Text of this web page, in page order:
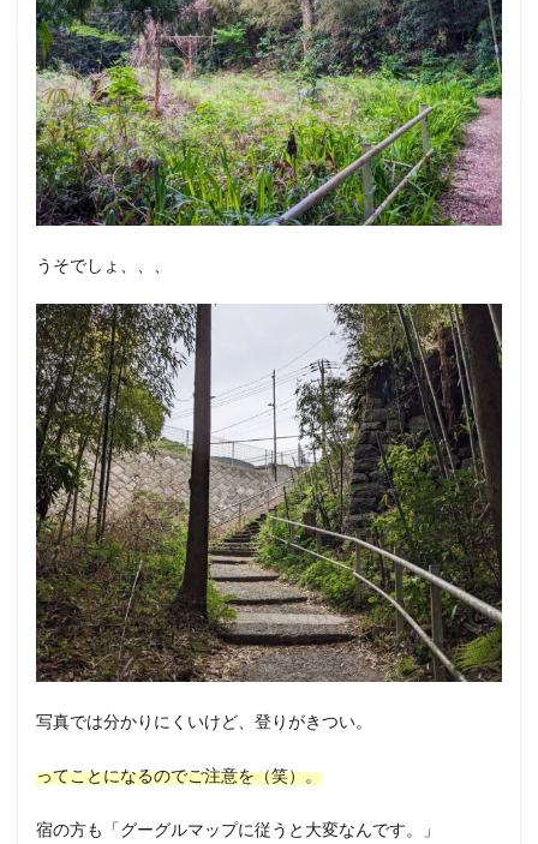
うそでしょ、、、
写真では分かりにくいけど、登りがきつい。
ってことになるのでご注意を（笑）。
宿の方も「グーグルマップに従うと大変なんです。」